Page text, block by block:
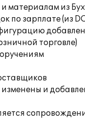
материалам из
по зарплате (из
торговле)
и